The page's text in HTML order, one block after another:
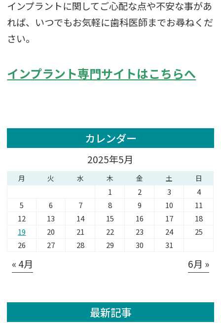
インプラントに関してご心配な点や不安な事があ
れば、いつでもお気軽に歯科医師までお尋ねくだ
さい。
インプラント専門サイトはこちらへ
カレンダー
2025年5月
月 火 水 木 金 土 日
1 2 3
4
5
6 7 8 9 10
11
12
13 14 15 16 17
18
19
20 21 22 23 24
25
26
27 28 29 30 31
« 4月 6月 »
最新記事